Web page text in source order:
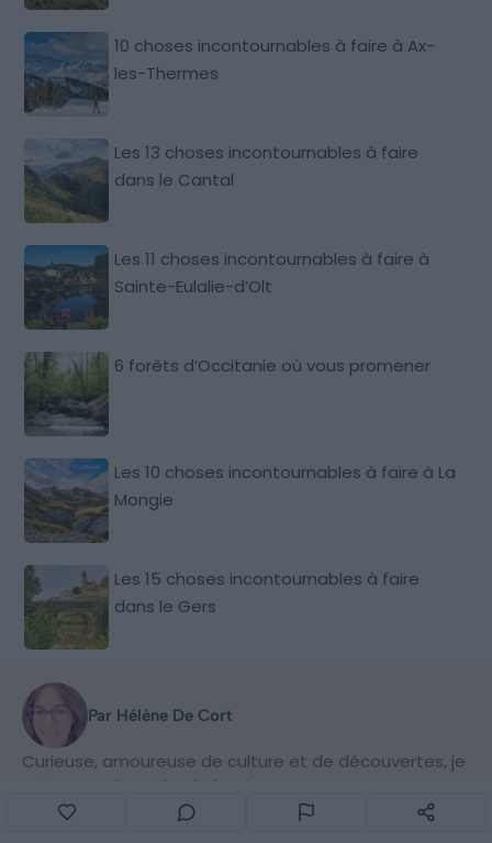
10 choses incontournables à faire à Ax-
les-Thermes
Les 13 choses incontournables à faire
dans le Cantal
Les 11 choses incontournables à faire à
Sainte-Eulalie-d’Olt
6 forêts d’Occitanie où vous promener
Les 10 choses incontournables à faire à La
Mongie
Les 15 choses incontournables à faire
dans le Gers
Par Hélène De Cort
Curieuse, amoureuse de culture et de découvertes, je
prête ma plume à Génération Voyage pour vous
embarquer dans des expériences ludiques, insolites